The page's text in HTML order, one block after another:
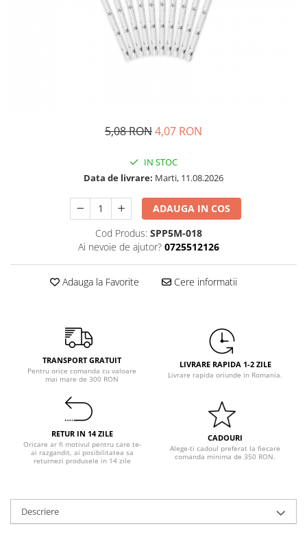
Petrecere Lovely Swan
Petrecere Mica Sirena
Petrecere Minnie Mouse
Petrecere Printese Disney
Petreceri Adulti
Petrecere Disco
Petrecere Anii '20
Petrecere Mexicana
Petrecere Tropicala
Summer Party
Petrecere Majorat
Petrecere 30 ani
Petrecere 40 Ani
Craciun
5,08 RON4,07 RON
IN STOC
Data de livrare: Marti, 11.08.2026
ADAUGA IN COS
Cod Produs: SPP5M-018
Ai nevoie de ajutor? 0725512126
Adauga la Favorite Cere informatii
TRANSPORT GRATUIT
Pentru orice comanda cu valoare
mai mare de 300 RON
LIVRARE RAPIDA 1-2 ZILE
Livrare rapida oriunde in Romania.
RETUR IN 14 ZILE
Oricare ar fi motivul pentru care te-
ai razgandit, ai posibilitatea sa
returnezi produsele in 14 zile
CADOURI
Alege-ti cadoul preferat la fiecare
comanda minima de 350 RON.
Descriere